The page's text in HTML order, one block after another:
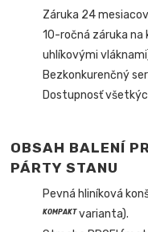
Záruka 24
10-ročná záruka na
uhlíkovými
Bezkonkurenčný
Dostupnosť
OBSAH BALENÍ
PÁRTY STANU
Pevná hliníková
KOMPAKTvarianta).